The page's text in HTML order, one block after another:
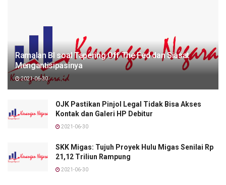
Ramalan BI soal Tapering Off The Fed dan Siasat
Mengantisipasinya
2021-06-30
OJK Pastikan Pinjol Legal Tidak Bisa Akses
Kontak dan Galeri HP Debitur
2021-06-30
SKK Migas: Tujuh Proyek Hulu Migas Senilai Rp
21,12 Triliun Rampung
2021-06-30